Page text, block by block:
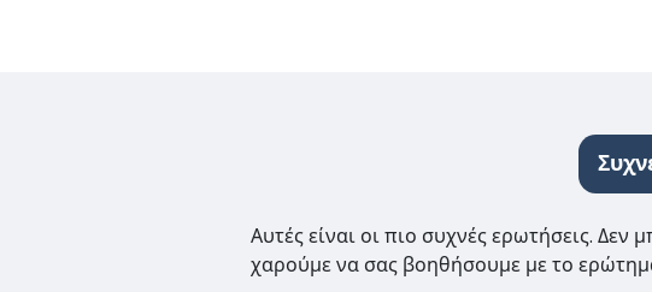
Αυτές είναι οι πιο συχνές ερωτήσεις.
χαρούμε να σας βοηθήσουμε με το